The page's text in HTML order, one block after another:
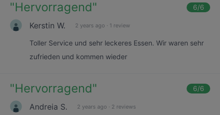
"Hervorragend" 6/6
Kerstin W. 2 years ago · 1 review
Toller Service und sehr leckeres Essen. Wir waren sehr
zufrieden und kommen wieder
"Hervorragend" 6/6
Andreia S. 2 years ago · 2 reviews